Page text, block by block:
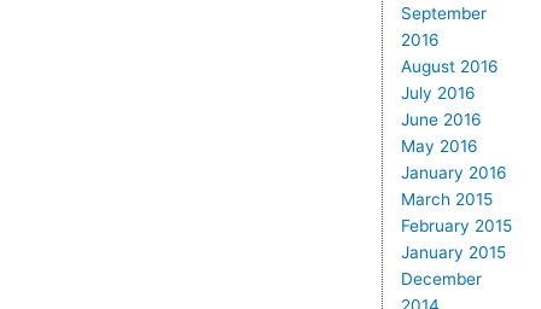
September
2016
August 2016
July 2016
June 2016
May 2016
January 2016
March 2015
February 2015
January 2015
December